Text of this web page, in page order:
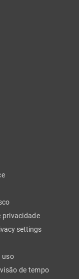
privacidade
settings
uso
de tempo